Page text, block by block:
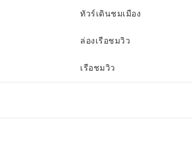
ทัวร์เดินชมเมือง
ล่องเรือชมวิว
เรือชมวิว